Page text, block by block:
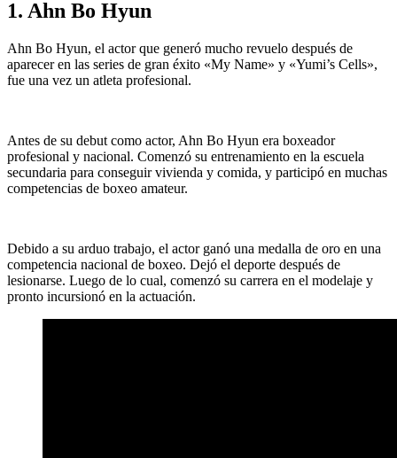
1. Ahn Bo Hyun
Ahn Bo Hyun, el actor que generó mucho revuelo después de
aparecer en las series de gran éxito «My Name» y «Yumi’s Cells»,
fue una vez un atleta profesional.
Antes de su debut como actor, Ahn Bo Hyun era boxeador
profesional y nacional. Comenzó su entrenamiento en la escuela
secundaria para conseguir vivienda y comida, y participó en muchas
competencias de boxeo amateur.
Debido a su arduo trabajo, el actor ganó una medalla de oro en una
competencia nacional de boxeo. Dejó el deporte después de
lesionarse. Luego de lo cual, comenzó su carrera en el modelaje y
pronto incursionó en la actuación.